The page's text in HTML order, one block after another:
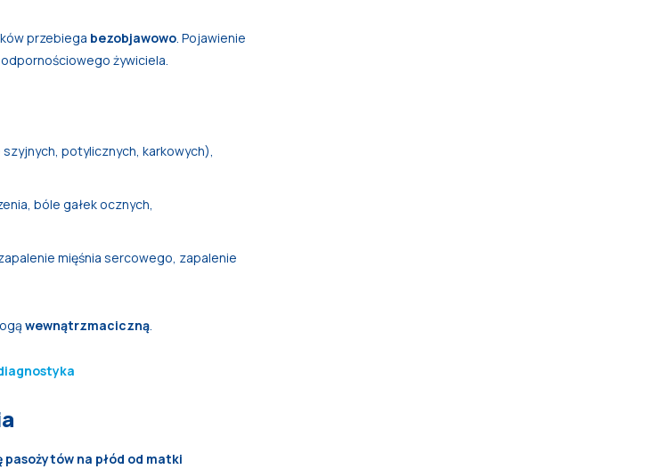
przebiega bezobjawowo . Pojawienie
żywiciela.
potylicznych, karkowych),
bóle gałek ocznych,
mięśnia sercowego, zapalenie
wewnątrzmaciczną
na płód od matki